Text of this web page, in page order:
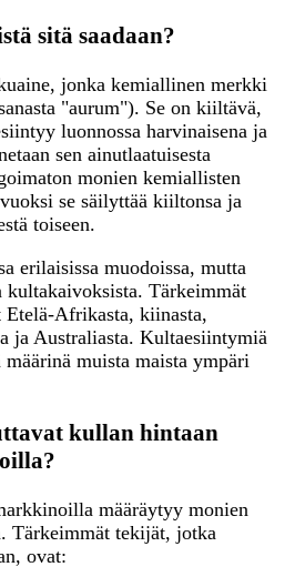
sitä saadaan?
jonka kemiallinen merkki
"aurum"). Se on kiiltävä,
luonnossa harvinaisena ja
sen ainutlaatuisesta
monien kemiallisten
se säilyttää kiiltonsa ja
toiseen.
erilaisissa muodoissa, mutta
kultakaivoksista. Tärkeimmät
Afrikasta, kiinasta,
ja Australiasta. Kultaesiintymiä
muista maista ympäri
kullan hintaan
määräytyy monien
Tärkeimmät tekijät, jotka
ovat: